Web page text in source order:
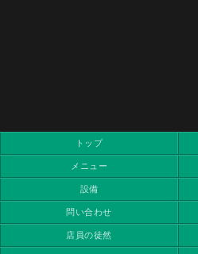
トップ
メニュー
設備
問い合わせ
店員の徒然